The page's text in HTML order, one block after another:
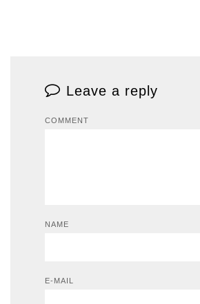
Leave a reply
COMMENT
NAME
E-MAIL